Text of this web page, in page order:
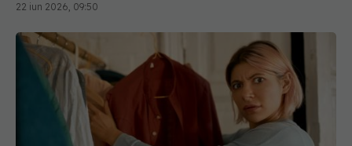
22 iun 2026, 09:50